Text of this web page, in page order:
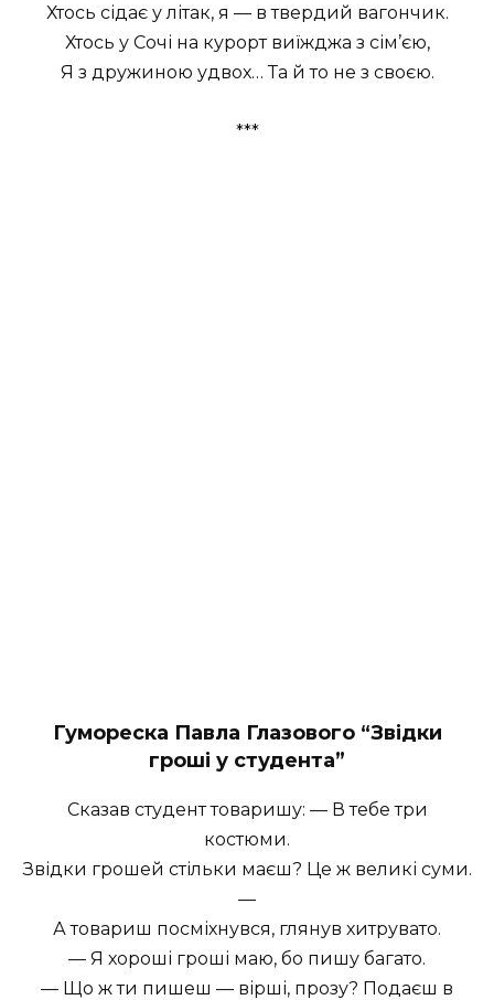
Хтось сідає у літак, я — в твердий вагончик.
Хтось у Сочі на курорт виїжджа з сім’єю,
Я з дружиною удвох… Та й то не з своєю.
***
Гумореска Павла Глазового “Звідки
гроші у студента”
Сказав студент товаришу: — В тебе три
костюми.
Звідки грошей стільки маєш? Це ж великі суми.
—
А товариш посміхнувся, глянув хитрувато.
— Я хороші гроші маю, бо пишу багато.
— Що ж ти пишеш — вірші, прозу? Подаєш в